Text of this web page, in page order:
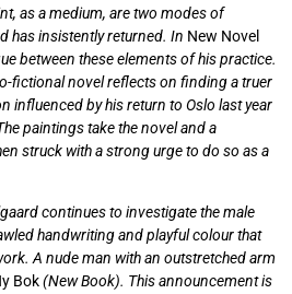
as a medium, are two modes of
has insistently returned. In New Novel
between these elements of his practice.
fictional novel reflects on finding a truer
influenced by his return to Oslo last year
paintings take the novel and a
struck with a strong urge to do so as a
continues to investigate the male
handwriting and playful colour that
A nude man with an outstretched arm
Bok(New Book). This announcement is